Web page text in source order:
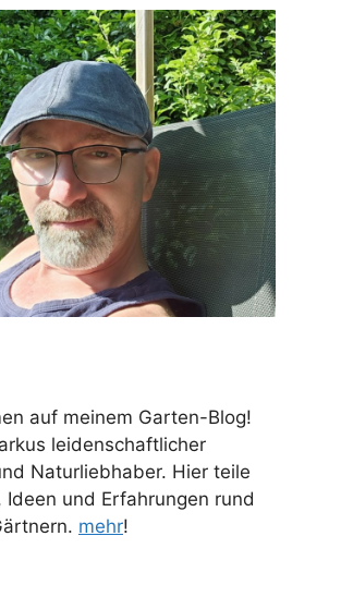
auf meinem Garten-Blog!
leidenschaftlicher
Naturliebhaber. Hier teile
Ideen und Erfahrungen rund
mehr!